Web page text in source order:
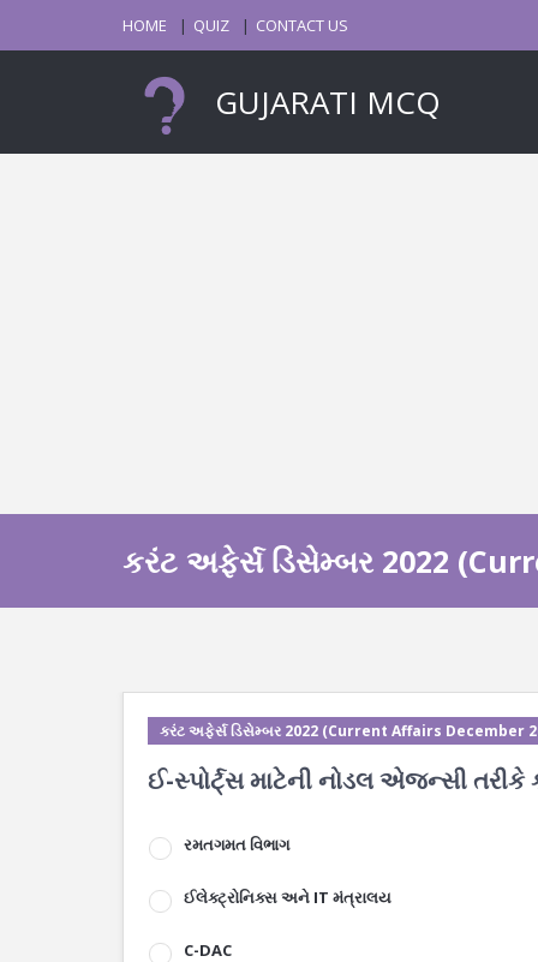
HOME QUIZ CONTACT US
GUJARATI MCQ
કરંટ અફેર્સ ડિસેમ્બર 2022
કરંટ અફેર્સ ડિસેમ્બર 2022 (Current Affairs December
ઈ-સ્પોર્ટ્સ માટેની નોડલ એજન્સી તરીકે
રમતગમત વિભાગ
ઈલેક્ટ્રોનિક્સ અને IT મંત્રાલય
C-DAC